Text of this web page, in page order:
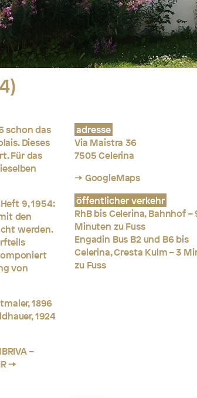
schon das
Dieses
Für das
9, 1954:
den
werden.
von
1896
1924
–
adresse
Via Maistra 36
7505 Celerina
→ GoogleMaps
öffentlicher verkehr
RhB bis Celerina, Bahnhof –
Minuten zu Fuss
Engadin Bus B2 und B6 bis
Celerina, Cresta Kulm – 3
zu Fuss